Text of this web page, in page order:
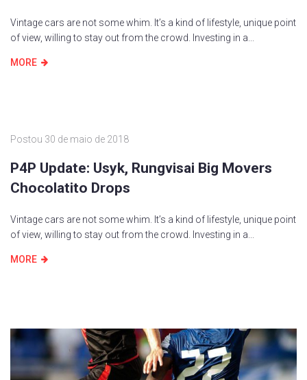
Vintage cars are not some whim. It’s a kind of lifestyle, unique point
of view, willing to stay out from the crowd. Investing in a...
MORE
Postou 30 de maio de 2018
P4P Update: Usyk, Rungvisai Big Movers
Chocolatito Drops
Vintage cars are not some whim. It’s a kind of lifestyle, unique point
of view, willing to stay out from the crowd. Investing in a...
MORE